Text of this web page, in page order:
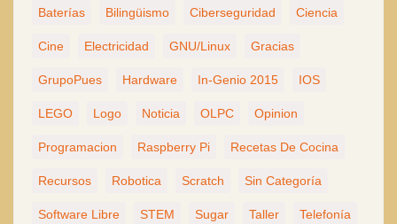
Baterías Bilingüismo Ciberseguridad Ciencia
Cine Electricidad GNU/Linux Gracias
GrupoPues Hardware In-Genio 2015 IOS
LEGO Logo Noticia OLPC Opinion
Programacion Raspberry Pi Recetas De Cocina
Recursos Robotica Scratch Sin Categoría
Software Libre STEM Sugar Taller Telefonía